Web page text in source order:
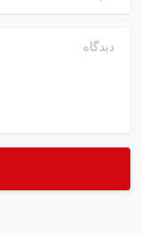
دیدگاه